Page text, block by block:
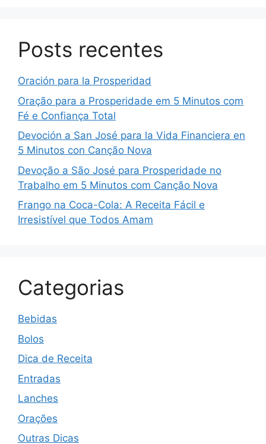
Posts recentes
Oración para la Prosperidad
Oração para a Prosperidade em 5 Minutos com
Fé e Confiança Total
Devoción a San José para la Vida Financiera en
5 Minutos con Canção Nova
Devoção a São José para Prosperidade no
Trabalho em 5 Minutos com Canção Nova
Frango na Coca-Cola: A Receita Fácil e
Irresistível que Todos Amam
Categorias
Bebidas
Bolos
Dica de Receita
Entradas
Lanches
Orações
Outras Dicas